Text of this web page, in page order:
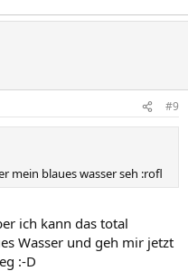
#9
mein blaues wasser seh :rofl
ich kann das total
Wasser und geh mir jetzt
:-D